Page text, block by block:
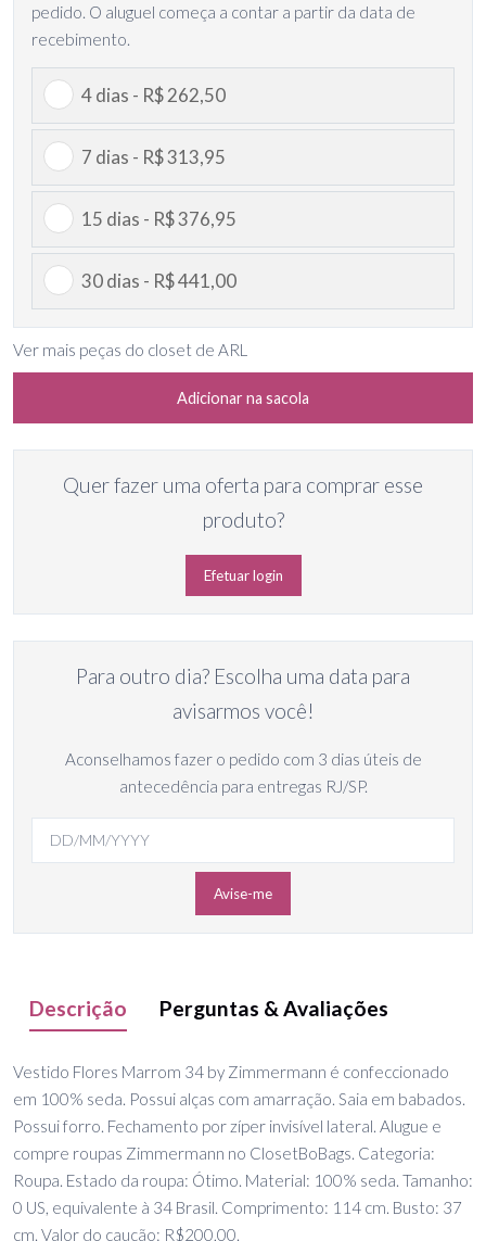
pedido. O aluguel começa a contar a partir da data de
recebimento.
4 dias - R$ 262,50
7 dias - R$ 313,95
15 dias - R$ 376,95
30 dias - R$ 441,00
Ver mais peças do closet de ARL
Adicionar na sacola
Quer fazer uma oferta para comprar esse
produto?
Efetuar login
Para outro dia? Escolha uma data para
avisarmos você!
Aconselhamos fazer o pedido com 3 dias úteis de
antecedência para entregas RJ/SP.
Avise-me
Descrição Perguntas & Avaliações
Vestido Flores Marrom 34 by Zimmermann é confeccionado
em 100% seda. Possui alças com amarração. Saia em babados.
Possui forro. Fechamento por zíper invisível lateral. Alugue e
compre roupas Zimmermann no ClosetBoBags. Categoria:
Roupa. Estado da roupa: Ótimo. Material: 100% seda. Tamanho:
0 US, equivalente à 34 Brasil. Comprimento: 114 cm. Busto: 37
cm. Valor do caução: R$200,00.